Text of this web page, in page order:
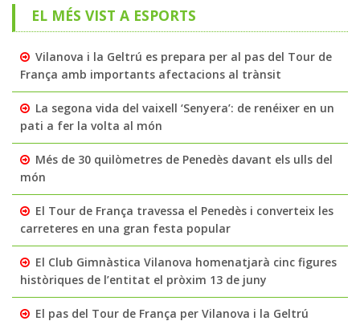
EL MÉS VIST A ESPORTS
Vilanova i la Geltrú es prepara per al pas del Tour de
França amb importants afectacions al trànsit
La segona vida del vaixell ‘Senyera’: de renéixer en un
pati a fer la volta al món
Més de 30 quilòmetres de Penedès davant els ulls del
món
El Tour de França travessa el Penedès i converteix les
carreteres en una gran festa popular
El Club Gimnàstica Vilanova homenatjarà cinc figures
històriques de l’entitat el pròxim 13 de juny
El pas del Tour de França per Vilanova i la Geltrú